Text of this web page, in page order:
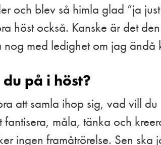
och blev så himla glad ”ja
höst också. Kanske är det
nog med ledighet om jag
på i höst?
att samla ihop sig, vad vill
fantisera, måla, tänka och
ingen framåtrörelse. Sen